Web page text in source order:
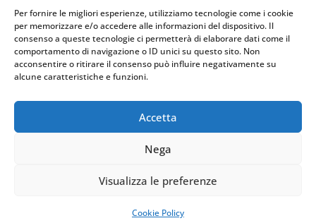
Per fornire le migliori esperienze, utilizziamo tecnologie come i cookie
per memorizzare e/o accedere alle informazioni del dispositivo. Il
consenso a queste tecnologie ci permetterà di elaborare dati come il
comportamento di navigazione o ID unici su questo sito. Non
acconsentire o ritirare il consenso può influire negativamente su
alcune caratteristiche e funzioni.
Accetta
Nega
Visualizza le preferenze
Cookie Policy
chiavicodificate@gmail.com
Privacy Policy
Cookie Policy
MAPS
CHIAMA ORA
PREVENTIVO IMMEDIATO